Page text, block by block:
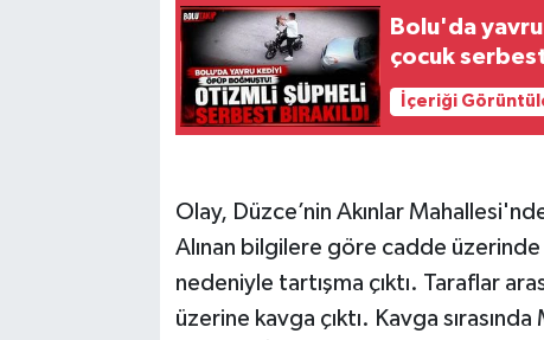
Bolu'da
çocuk serbest
İçeriği
Olay, Düzce’nin Akınlar
Alınan bilgilere göre cadde
nedeniyle tartışma çıktı. Taraflar
üzerine kavga çıktı. Kavga sırasında